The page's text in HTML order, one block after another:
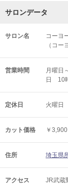
サロンデータ
サロン名
コーヨ
（コー
営業時間
月曜日
日 10
定休日 火曜日
カット価格 ￥3,900
住所 埼玉県
アクセス JR武蔵